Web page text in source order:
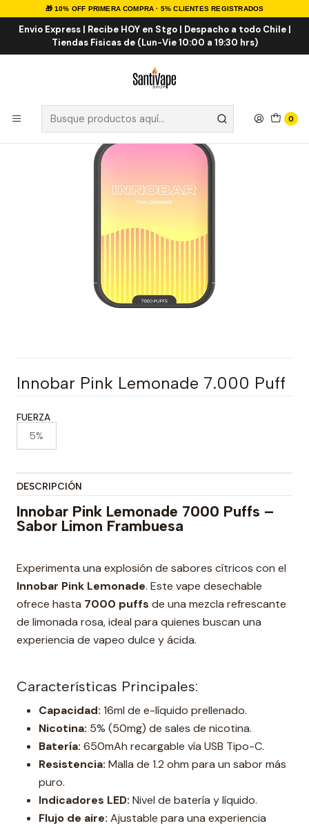
🎁 10% OFF PRIMERA COMPRA · 5% CLIENTES REGISTRADOS
Envio Express | Recibe HOY en Stgo | Despacho a todo Chile |
Tiendas Fisicas de (Lun-Vie 10:00 a 19:30 hrs)
0
Inicio VAPE DESECHABLES VAPE FRUTALES
Innobar Pink Lemonade 7.000 Puff
Innobar Pink Lemonade 7.000 Puff
FUERZA
5%
DESCRIPCIÓN
Innobar Pink Lemonade 7000 Puffs –
Sabor Limon Frambuesa
Experimenta una explosión de sabores cítricos con el
Innobar Pink Lemonade. Este vape desechable
ofrece hasta 7000 puffs de una mezcla refrescante
de limonada rosa, ideal para quienes buscan una
experiencia de vapeo dulce y ácida.
Características Principales:
Capacidad: 16ml de e-líquido prellenado.
Nicotina: 5% (50mg) de sales de nicotina.
Batería: 650mAh recargable vía USB Tipo-C.
Resistencia: Malla de 1.2 ohm para un sabor más
puro.
Indicadores LED: Nivel de batería y líquido.
Flujo de aire: Ajustable para una experiencia